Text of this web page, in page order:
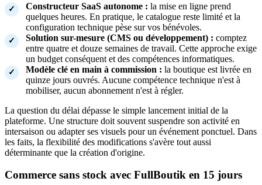
Constructeur SaaS autonome : la mise en ligne prend
quelques heures. En pratique, le catalogue reste limité et la
configuration technique pèse sur vos bénévoles.
Solution sur-mesure (CMS ou développement) : comptez
entre quatre et douze semaines de travail. Cette approche exige
un budget conséquent et des compétences informatiques.
Modèle clé en main à commission : la boutique est livrée en
quinze jours ouvrés. Aucune compétence technique n'est à
mobiliser, aucun abonnement n'est à régler.
La question du délai dépasse le simple lancement initial de la
plateforme. Une structure doit souvent suspendre son activité en
intersaison ou adapter ses visuels pour un événement ponctuel. Dans
les faits, la flexibilité des modifications s'avère tout aussi
déterminante que la création d'origine.
Commerce sans stock avec FullBoutik en 15 jours